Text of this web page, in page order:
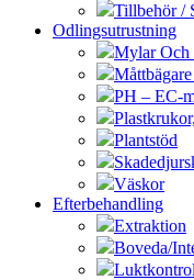
Tillbehör /
Odlingsutrustning
Mylar Och
PH – EC-
Plantstöd
Väskor
Efterbehandling
Extraktion
Boveda/